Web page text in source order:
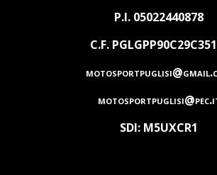
P.I. 05022440878
C.F.
SDI: M5UXCR1